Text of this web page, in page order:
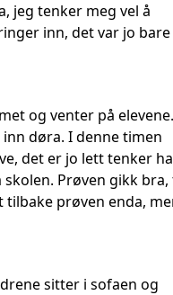
jeg tenker meg vel å
inn, det var jo
og venter på elevene.
døra. I denne timen
det er jo lett tenker
skolen. Prøven gikk
prøven enda,
sitter i sofaen og